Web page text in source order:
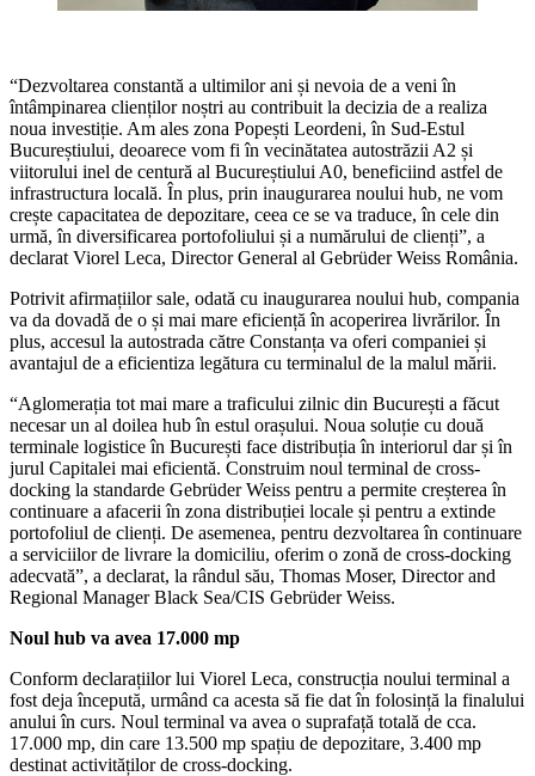
“Dezvoltarea constantă a ultimilor ani și nevoia de a veni în
întâmpinarea clienților noștri au contribuit la decizia de a realiza
noua investiție. Am ales zona Popești Leordeni, în Sud-Estul
Bucureștiului, deoarece vom fi în vecinătatea autostrăzii A2 și
viitorului inel de centură al Bucureștiului A0, beneficiind astfel de
infrastructura locală. În plus, prin inaugurarea noului hub, ne vom
crește capacitatea de depozitare, ceea ce se va traduce, în cele din
urmă, în diversificarea portofoliului și a numărului de clienți”, a
declarat Viorel Leca, Director General al Gebrüder Weiss România.
Potrivit afirmațiilor sale, odată cu inaugurarea noului hub, compania
va da dovadă de o și mai mare eficiență în acoperirea livrărilor. În
plus, accesul la autostrada către Constanța va oferi companiei și
avantajul de a eficientiza legătura cu terminalul de la malul mării.
“Aglomerația tot mai mare a traficului zilnic din București a făcut
necesar un al doilea hub în estul orașului. Noua soluție cu două
terminale logistice în București face distribuția în interiorul dar și în
jurul Capitalei mai eficientă. Construim noul terminal de cross-
docking la standarde Gebrüder Weiss pentru a permite creșterea în
continuare a afacerii în zona distribuției locale și pentru a extinde
portofoliul de clienți. De asemenea, pentru dezvoltarea în continuare
a serviciilor de livrare la domiciliu, oferim o zonă de cross-docking
adecvată”, a declarat, la rândul său, Thomas Moser, Director and
Regional Manager Black Sea/CIS Gebrüder Weiss.
Noul hub va avea 17.000 mp
Conform declarațiilor lui Viorel Leca, construcția noului terminal a
fost deja începută, urmând ca acesta să fie dat în folosință la finalului
anului în curs. Noul terminal va avea o suprafață totală de cca.
17.000 mp, din care 13.500 mp spațiu de depozitare, 3.400 mp
destinat activităților de cross-docking.